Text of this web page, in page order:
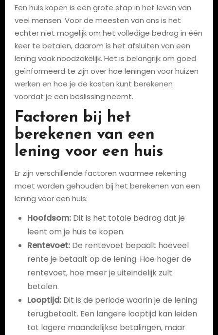
Een huis kopen is een grote stap in het leven van
veel mensen. Voor de meesten van ons is het
echter niet mogelijk om het volledige bedrag in één
keer te betalen, daarom is het afsluiten van een
lening vaak noodzakelijk. Het is belangrijk om goed
geïnformeerd te zijn over hoe leningen voor huizen
werken en hoe je de kosten kunt berekenen
voordat je een beslissing neemt.
Factoren bij het
berekenen van een
lening voor een huis
Er zijn verschillende factoren waarmee rekening
moet worden gehouden bij het berekenen van een
lening voor een huis:
Hoofdsom:Dit is het totale bedrag dat je
leent om je huis te kopen.
Rentevoet:De rentevoet bepaalt hoeveel
rente je betaalt op de lening. Hoe hoger de
rentevoet, hoe meer je uiteindelijk zult
betalen.
Looptijd:Dit is de periode waarin je de lening
terugbetaalt. Een langere looptijd kan leiden
tot lagere maandelijkse betalingen, maar